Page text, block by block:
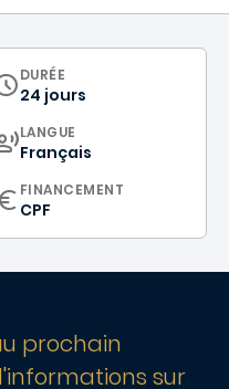
DURÉE
24 jours
CURRICULUM
LANGUE
Français
FINANCEMENT
CPF
prochain
sur